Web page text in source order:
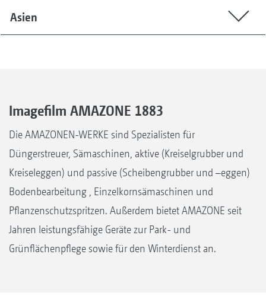
Asien
Imagefilm AMAZONE 1883
Die AMAZONEN-WERKE sind Spezialisten für
Düngerstreuer, Sämaschinen, aktive (Kreiselgrubber und
Kreiseleggen) und passive (Scheibengrubber und –eggen)
Bodenbearbeitung , Einzelkornsämaschinen und
Pflanzenschutzspritzen. Außerdem bietet AMAZONE seit
Jahren leistungsfähige Geräte zur Park- und
Grünflächenpflege sowie für den Winterdienst an.